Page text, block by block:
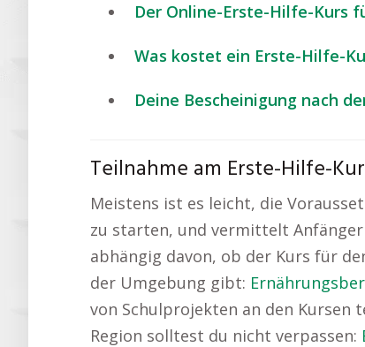
Der Online-Erste-Hilfe-Kurs
Was kostet ein Erste-Hilfe-
Deine Bescheinigung nach
Teilnahme am Erste-Hilfe-
Meistens ist es leicht, die
zu starten, und vermittelt
abhängig davon, ob der Kurs für
der Umgebung gibt:
von Schulprojekten an den Kursen
Region solltest du nicht verpassen: